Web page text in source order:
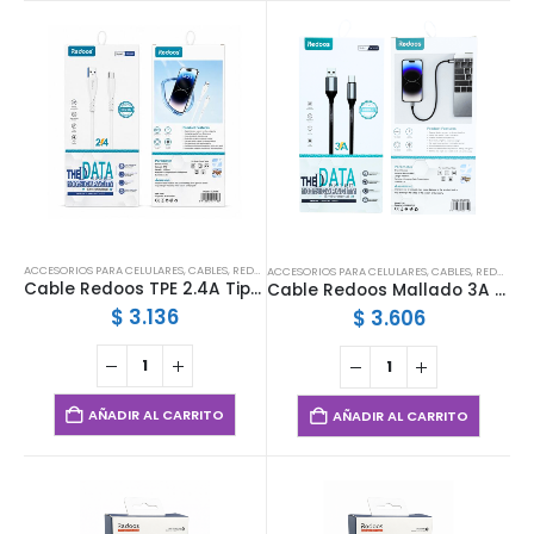
ACCESORIOS PARA CELULARES,CABLES, REDOOS
Cable Redoos TPE 2.4A Tipo C DC8086
$ 3.136
AÑADIR AL CARRITO
ACCESORIOS PARA CELULARES,CABLES, REDOOS
Cable Redoos Mallado 3A Tipo C
$ 3.606
AÑADIR AL CARRITO